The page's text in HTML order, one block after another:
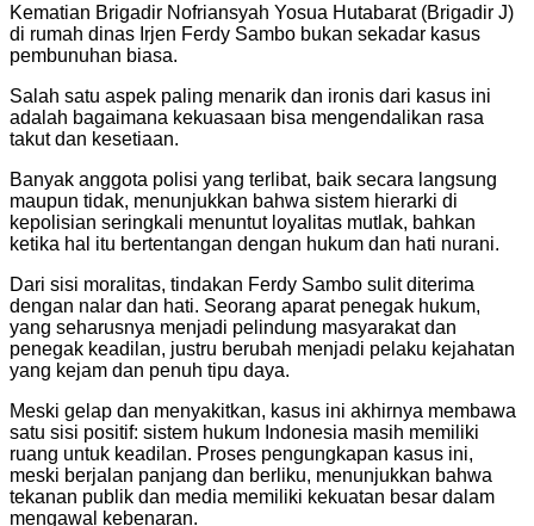
Kematian Brigadir Nofriansyah Yosua Hutabarat (Brigadir J)
di rumah dinas Irjen Ferdy Sambo bukan sekadar kasus
pembunuhan biasa.
Salah satu aspek paling menarik dan ironis dari kasus ini
adalah bagaimana kekuasaan bisa mengendalikan rasa
takut dan kesetiaan.
Banyak anggota polisi yang terlibat, baik secara langsung
maupun tidak, menunjukkan bahwa sistem hierarki di
kepolisian seringkali menuntut loyalitas mutlak, bahkan
ketika hal itu bertentangan dengan hukum dan hati nurani.
Dari sisi moralitas, tindakan Ferdy Sambo sulit diterima
dengan nalar dan hati. Seorang aparat penegak hukum,
yang seharusnya menjadi pelindung masyarakat dan
penegak keadilan, justru berubah menjadi pelaku kejahatan
yang kejam dan penuh tipu daya.
Meski gelap dan menyakitkan, kasus ini akhirnya membawa
satu sisi positif: sistem hukum Indonesia masih memiliki
ruang untuk keadilan. Proses pengungkapan kasus ini,
meski berjalan panjang dan berliku, menunjukkan bahwa
tekanan publik dan media memiliki kekuatan besar dalam
mengawal kebenaran.